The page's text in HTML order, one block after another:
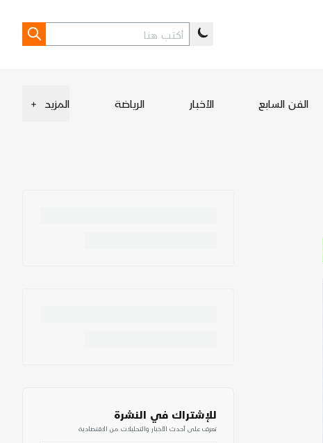
الفن السابع الأخبار الرياضة المزيد +
للإشتراك في النشرة
تعرف على أحدث الأخبار والتحليلات من الاقتصادية